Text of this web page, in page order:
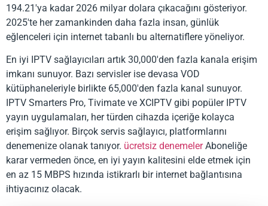
194.21'ya kadar 2026 milyar dolara çıkacağını gösteriyor.
2025'te her zamankinden daha fazla insan, günlük
eğlenceleri için internet tabanlı bu alternatiflere yöneliyor.
En iyi IPTV sağlayıcıları artık 30,000'den fazla kanala erişim
imkanı sunuyor. Bazı servisler ise devasa VOD
kütüphaneleriyle birlikte 65,000'den fazla kanal sunuyor.
IPTV Smarters Pro, Tivimate ve XCIPTV gibi popüler IPTV
yayın uygulamaları, her türden cihazda içeriğe kolayca
erişim sağlıyor. Birçok servis sağlayıcı, platformlarını
denemenize olanak tanıyor. ücretsiz denemelerAboneliğe
karar vermeden önce, en iyi yayın kalitesini elde etmek için
en az 15 MBPS hızında istikrarlı bir internet bağlantısına
ihtiyacınız olacak.